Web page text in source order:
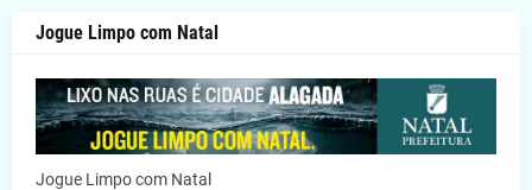
Jogue Limpo com Natal
Jogue Limpo com Natal